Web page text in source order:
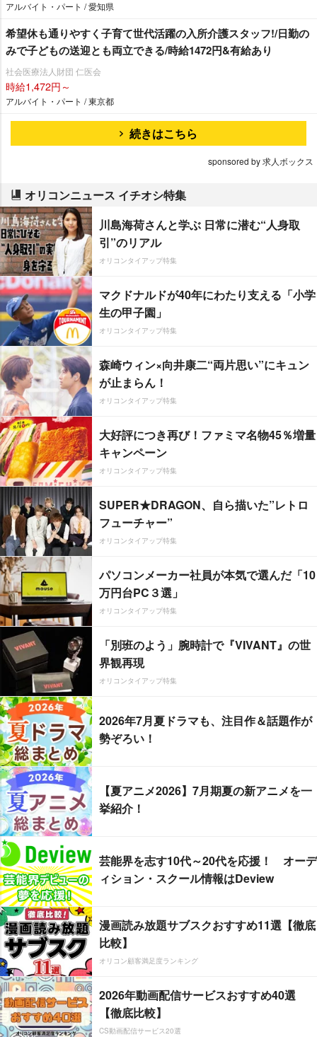
アルバイト・パート / 愛知県
希望休も通りやすく子育て世代活躍の入所介護スタッフ!/日勤の
みで子どもの送迎とも両立できる/時給1472円&有給あり
社会医療法人財団 仁医会
時給1,472円～
アルバイト・パート / 東京都
続きはこちら
sponsored by 求人ボックス
オリコンニュース イチオシ特集
川島海荷さんと学ぶ 日常に潜む“人身取
引”のリアル
オリコンタイアップ特集
マクドナルドが40年にわたり支える「小学
生の甲子園」
オリコンタイアップ特集
森崎ウィン×向井康二“両片思い”にキュン
が止まらん！
オリコンタイアップ特集
大好評につき再び！ファミマ名物45％増量
キャンペーン
オリコンタイアップ特集
SUPER★DRAGON、自ら描いた”レトロ
フューチャー”
オリコンタイアップ特集
パソコンメーカー社員が本気で選んだ「10
万円台PC３選」
オリコンタイアップ特集
「別班のよう」腕時計で『VIVANT』の世
界観再現
オリコンタイアップ特集
2026年7月夏ドラマも、注目作＆話題作が
勢ぞろい！
【夏アニメ2026】7月期夏の新アニメを一
挙紹介！
芸能界を志す10代～20代を応援！ オーデ
ィション・スクール情報はDeview
漫画読み放題サブスクおすすめ11選【徹底
比較】
オリコン顧客満足度ランキング
2026年動画配信サービスおすすめ40選
【徹底比較】
CS動画配信サービス20選